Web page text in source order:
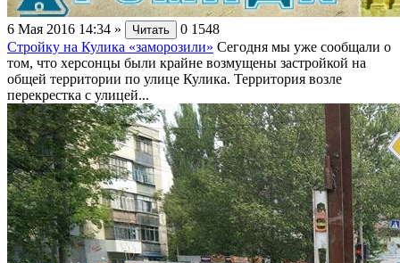
6 Мая 2016 14:34 » Читать 0 1548
Стройку на Кулика «заморозили» Сегодня мы уже сообщали о
том, что херсонцы были крайне возмущены застройкой на
общей территории по улице Кулика. Территория возле
перекрестка с улицей...